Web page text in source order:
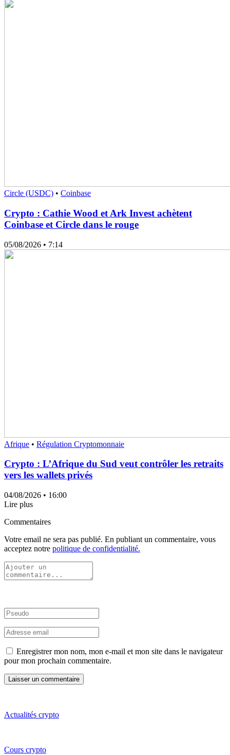
Circle (USDC) • Coinbase
Crypto : Cathie Wood et Ark Invest achètent
Coinbase et Circle dans le rouge
05/08/2026 • 7:14
Afrique • Régulation Cryptomonnaie
Crypto : L’Afrique du Sud veut contrôler les retraits
vers les wallets privés
04/08/2026 • 16:00
Lire plus
Commentaires
Votre email ne sera pas publié. En publiant un commentaire, vous
acceptez notre politique de confidentialité.
Enregistrer mon nom, mon e-mail et mon site dans le navigateur
pour mon prochain commentaire.
Actualités crypto
Cours crypto